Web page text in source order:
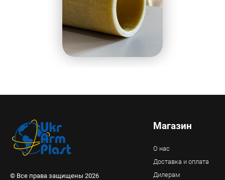
© Все права защищены 2026
Магазин
О нас
Доставка и оплата
Дилерам